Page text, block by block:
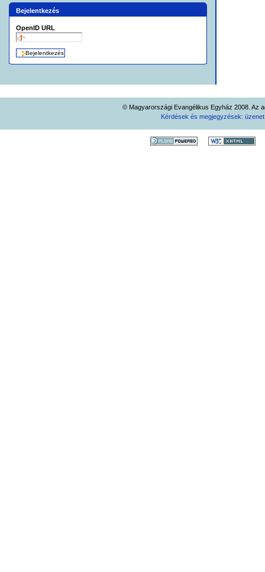
Bejelentkezés
OpenID URL
© Magyarországi Evangélikus Egyház 2008. Az
Kérdések és megjegyzések: